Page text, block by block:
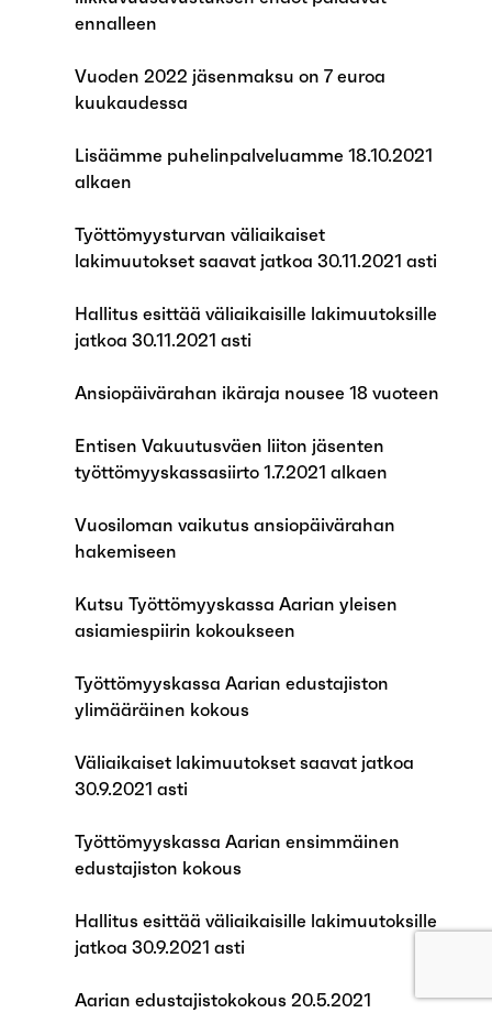
ennalleen
Vuoden 2022 jäsenmaksu on 7 euroa
kuukaudessa
Lisäämme puhelinpalveluamme 18.10.2021
alkaen
Työttömyysturvan väliaikaiset
lakimuutokset saavat jatkoa 30.11.2021 asti
Hallitus esittää väliaikaisille lakimuutoksille
jatkoa 30.11.2021 asti
Ansiopäivärahan ikäraja nousee 18 vuoteen
Entisen Vakuutusväen liiton jäsenten
työttömyyskassasiirto 1.7.2021 alkaen
Vuosiloman vaikutus ansiopäivärahan
hakemiseen
Kutsu Työttömyyskassa Aarian yleisen
asiamiespiirin kokoukseen
Työttömyyskassa Aarian edustajiston
ylimääräinen kokous
Väliaikaiset lakimuutokset saavat jatkoa
30.9.2021 asti
Työttömyyskassa Aarian ensimmäinen
edustajiston kokous
Hallitus esittää väliaikaisille lakimuutoksille
jatkoa 30.9.2021 asti
Aarian edustajistokokous 20.5.2021